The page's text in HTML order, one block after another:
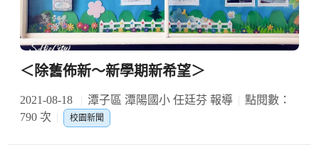
＜除舊佈新～新學期新希望＞
2021-08-18 潭子區 潭陽國小 任廷芬 報導
點閱數：
790 次
校園新聞